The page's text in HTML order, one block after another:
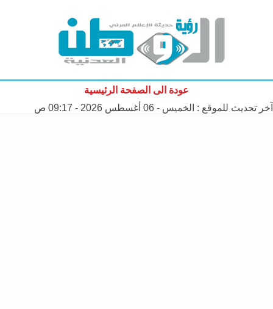
عودة الى الصفحة الرئيسية
آخر تحديث للموقع : الخميس - 06 أغسطس 2026 - 09:17 ص